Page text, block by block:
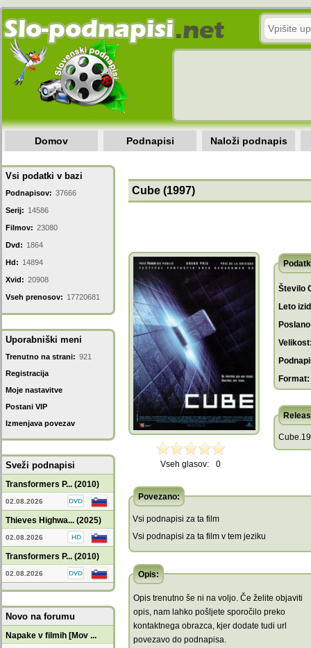
Domov Podnapisi Naloži podnapis
Vsi podatki v bazi
Podnapisov: 37666
Serij: 14586
Filmov: 23080
Dvd: 1864
Hd: 14894
Xvid: 20908
Vseh prenosov: 17720681
Uporabniški meni
Trenutno na strani: 921
Registracija
Moje nastavitve
Postani VIP
Izmenjava povezav
Sveži podnapisi
Transformers P... (2010)
02.08.2026
Thieves Highwa... (2025)
02.08.2026
Transformers P... (2010)
02.08.2026
Novo na forumu
Napake v filmih [Mov ...
Cube (1997)
Vseh glasov: 0
Število
Leto
Format:
Povezano:
Vsi podnapisi za ta film
Vsi podnapisi za ta film v tem jeziku
Opis:
Opis trenutno še ni na voljo. Če želite objaviti
opis, nam lahko pošljete sporočilo preko
kontaktnega obrazca, kjer dodate tudi url
povezavo do podnapisa.